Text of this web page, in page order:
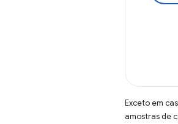
Exceto em
amostras de